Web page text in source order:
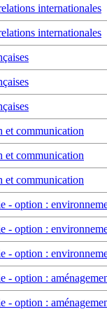
internationales
internationales
et communication
et communication
et communication
- option :
- option :
- option :
- option :
- option :